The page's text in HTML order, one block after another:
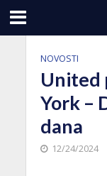
NOVOSTI
United
York –
dana
12/24/2024